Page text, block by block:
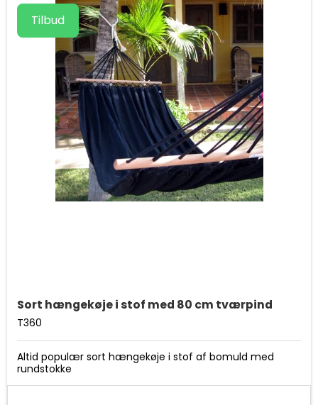
Tilbud
Sort hængekøje i stof med 80 cm tværpind
T360
Altid populær sort hængekøje i stof af bomuld med
rundstokke